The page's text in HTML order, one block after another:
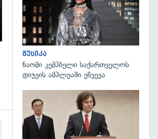
გადახედვა
მუსიკა
ნაომი კემპბელი საქართველოს
დიჯეის ამპლუაში ეწვევა